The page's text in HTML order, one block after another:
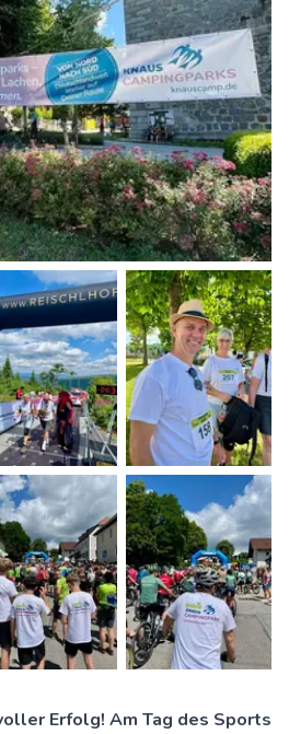
Erfolg! Am Tag des Sports